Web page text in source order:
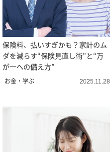
保険料、払いすぎかも？家計のム
ダを減らす“保険見直し術”と“万
が一への備え方”
お金・学ぶ 2025.11.28